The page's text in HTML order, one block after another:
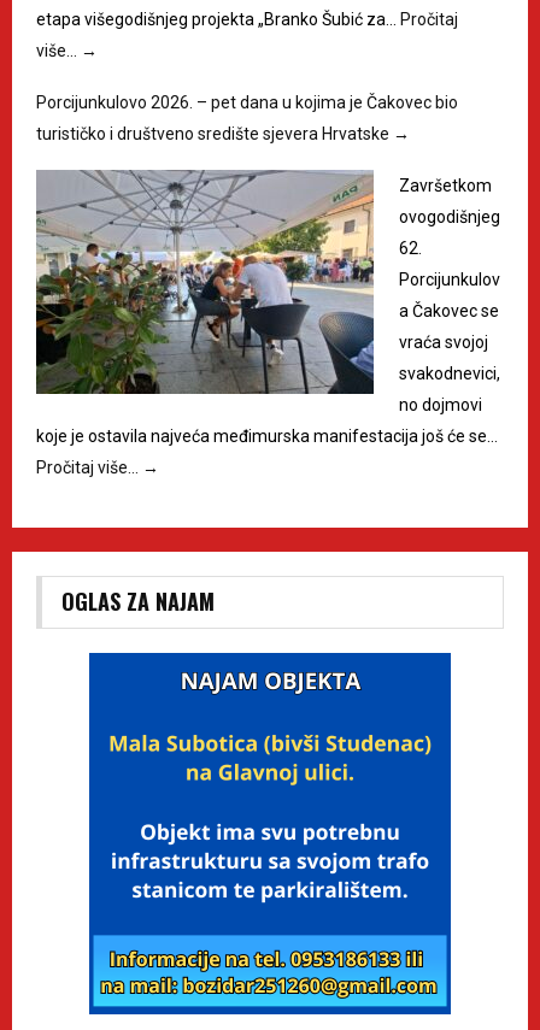
etapa višegodišnjeg projekta „Branko Šubić za… Pročitaj
više… →
Porcijunkulovo 2026. – pet dana u kojima je Čakovec bio
turističko i društveno središte sjevera Hrvatske →
Završetkom
ovogodišnjeg
62.
Porcijunkulov
a Čakovec se
vraća svojoj
svakodnevici,
no dojmovi
koje je ostavila najveća međimurska manifestacija još će se…
Pročitaj više… →
OGLAS ZA NAJAM